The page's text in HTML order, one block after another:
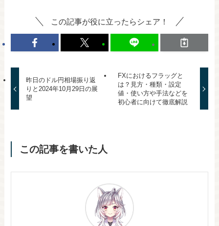
この記事が役に立ったらシェア！
昨日のドル円相場振り返
りと2024年10月29日の展
望
FXにおけるフラッグと
は？見方・種類・設定
値・使い方や手法などを
初心者に向けて徹底解説
この記事を書いた人